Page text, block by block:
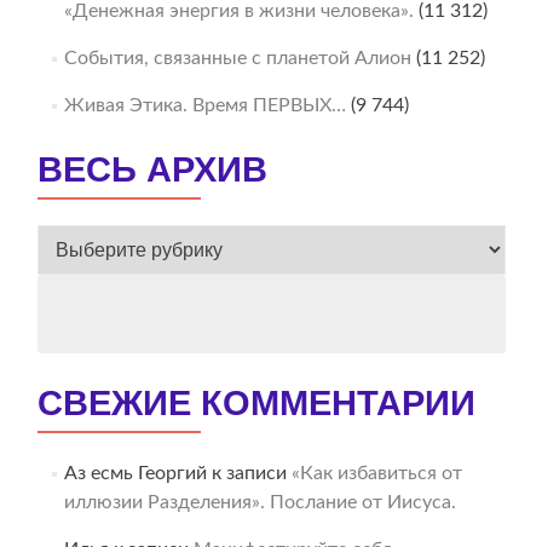
«Денежная энергия в жизни человека». (11 312)
События, связанные с планетой Алион (11 252)
Живая Этика. Время ПЕРВЫХ… (9 744)
ВЕСЬ АРХИВ
ВЕСЬ
СВЕЖИЕ КОММЕНТАРИИ
Аз есмь Георгий к записи «Как избавиться от
иллюзии Разделения». Послание от Иисуса.